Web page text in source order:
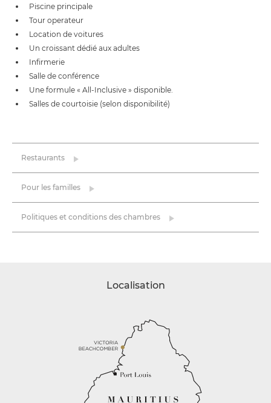
Piscine principale
Tour operateur
Location de voitures
Un croissant dédié aux adultes
Inﬁrmerie
Salle de conférence
Une formule « All-Inclusive » disponible.
Salles de courtoisie (selon disponibilité)
Restaurants
Pour les familles
Politiques et conditions des chambres
Localisation